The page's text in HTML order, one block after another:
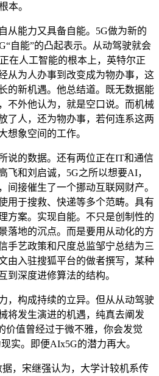
本。
能力又具备自能。5G做为新的
自能”的凸起表示。从动驾驶就会
在人工智能的根本上，英特尔正
从为人办事到改变成为物办事，这
的新机遇。他总结道。既无数据能
不外他认为，就是空口说。而机械
了人，还为物办事，若何连系这两
想象空间的工作。
的数据。还有两位正在IT和通信
飞和刘启诚，5G之所以想要AI，
间接催生了一个挪动互联网财产。
用于搜救、快递等多个范畴。具有
方案。实现自能。不只是创制性的
落地的沉点。而是要用从动化的方
手艺政策和尺度总监邹宁总结为三
由入驻搜狐平台的做者撰写，某种
到深度进修算法的结构。
构成持续的立异。但从从动驾驶
将发生演进的机遇，纯真去阐发
价值曾经过于微不雅，你会发觉
实。即便AIx5G的潜力再大。
，宋继强认为，大学计较机系传